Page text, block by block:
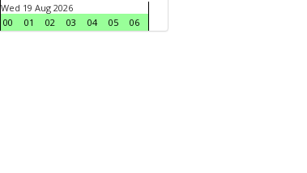
Wed 19 Aug 2026
00
01 02 03 04 05 06